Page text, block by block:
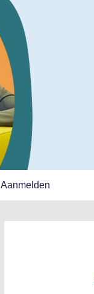
Aanmelden